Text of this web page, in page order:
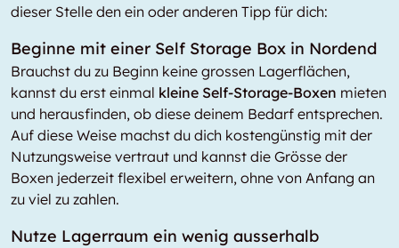
dieser Stelle den ein oder anderen Tipp für dich:
Beginne mit einer Self Storage Box in Nordend
Brauchst du zu Beginn keine grossen Lagerflächen,
kannst du erst einmal kleine Self-Storage-Boxen mieten
und herausfinden, ob diese deinem Bedarf entsprechen.
Auf diese Weise machst du dich kostengünstig mit der
Nutzungsweise vertraut und kannst die Grösse der
Boxen jederzeit flexibel erweitern, ohne von Anfang an
zu viel zu zahlen.
Nutze Lagerraum ein wenig ausserhalb